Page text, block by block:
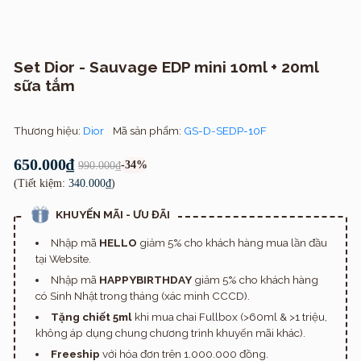
Set Dior - Sauvage EDP mini 10ml + 20ml
sữa tắm
Thương hiệu: Dior Mã sản phẩm: GS-D-SEDP-10F
650.000₫ 990.000₫-34%
(Tiết kiệm: 340.000₫)
KHUYẾN MÃI - ƯU ĐÃI
Nhập mã HELLO giảm 5% cho khách hàng mua lần đầu
tại Website.
Nhập mã HAPPYBIRTHDAYgiảm 5% cho khách hàng
có Sinh Nhật trong tháng (xác minh CCCD).
Tặng chiết 5mlkhi mua chai Fullbox (>60ml & >1 triệu,
không áp dụng chung chương trình khuyến mãi khác).
Freeship với hóa đơn trên 1.000.000 đồng.